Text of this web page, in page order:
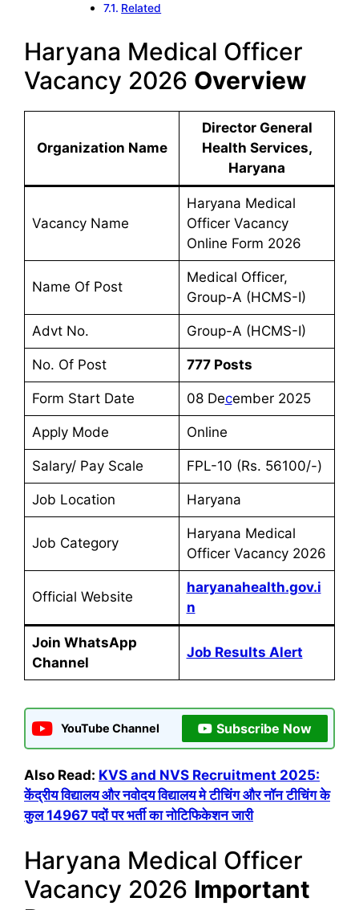
Related
Haryana Medical Officer
Vacancy 2026 Overview
Organization Name
Director General
Health Services,
Haryana
Vacancy Name
Haryana Medical
Officer Vacancy
Online Form 2026
Name Of Post
Medical Officer,
Group-A (HCMS-I)
Advt No. Group-A (HCMS-I)
No. Of Post 777 Posts
Form Start Date 08 December 2025
Apply Mode Online
Salary/ Pay Scale FPL-10 (Rs. 56100/-)
Job Location Haryana
Job Category
Haryana Medical
Officer Vacancy 2026
Official Website
haryanahealth.gov.i
n
Join WhatsApp
Channel
Job Results Alert
YouTube Channel Subscribe Now
Also Read: KVS and NVS Recruitment 2025:
केंद्रीय विद्यालय और नवोदय विद्यालय मे टीचिंग और नॉन टीचिंग के
कुल 14967 पदों पर भर्ती का नोटिफिकेशन जारी
Haryana Medical Officer
Vacancy 2026 Important